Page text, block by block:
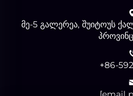
მე-5 გალერეა, შუიტოუს
+86-